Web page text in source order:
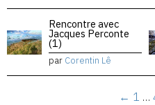
Rencontre avec
Jacques Perconte
(1)
par Corentin Lê
← 1 …